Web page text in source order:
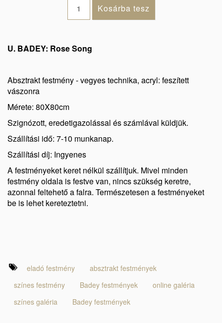
U. BADEY: Rose Song
Absztrakt festmény - vegyes technika, acryl: feszített
vászonra
Mérete: 80X80cm
Szignózott, eredetigazolással és számlával küldjük.
Szállítási idő: 7-10 munkanap.
Szállítási díj: Ingyenes
A festményeket keret nélkül szállítjuk. Mivel minden
festmény oldala is festve van, nincs szükség keretre,
azonnal feltehető a falra. Természetesen a festményeket
be is lehet kereteztetni.
eladó festmény
absztrakt festmények
színes festmény
Badey festmények
online galéria
színes galéria
Badey festmények